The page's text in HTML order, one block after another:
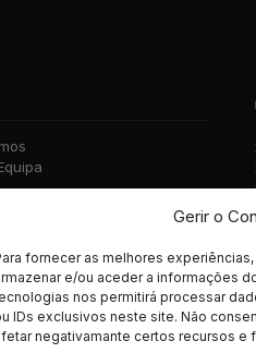
Gerir o
fornecer as melhores
e/ou aceder a informações
nos permitirá processar
IDs exclusivos neste site. Não
negativamante certos recursos e
Tua Música